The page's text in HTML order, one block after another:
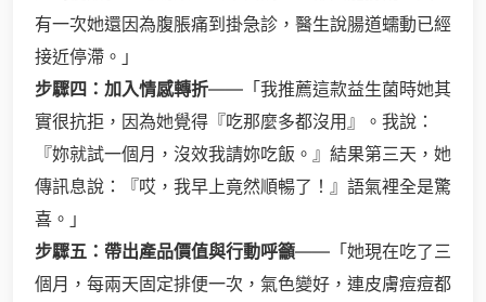
有一次她還因為腹脹痛到掛急診，醫生說腸道蠕動已經
接近停滯。」
步驟四：加入情感轉折——「我推薦這款益生菌時她其
實很抗拒，因為她覺得『吃那麼多都沒用』。我說：
『妳就試一個月，沒效我請妳吃飯。』結果第三天，她
傳訊息說：『哎，我早上竟然順暢了！』語氣裡全是驚
喜。」
步驟五：帶出產品價值與行動呼籲——「她現在吃了三
個月，每兩天固定排便一次，氣色變好，連皮膚痘痘都